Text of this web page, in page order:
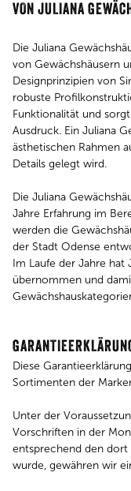
VON JULIANA
Die Juliana
von Gewächshäusern
Designprinzipien von
robuste
Funktionalität und
Ausdruck. Ein Juliana
ästhetischen Rahmen
Details gelegt wird.
Die Juliana
Jahre Erfahrung im
werden die
der Stadt Odense
Im Laufe der Jahre hat
übernommen und
Diese
Sortimenten der
Unter der
Vorschriften in der
entsprechend den
wurde, gewähren wir